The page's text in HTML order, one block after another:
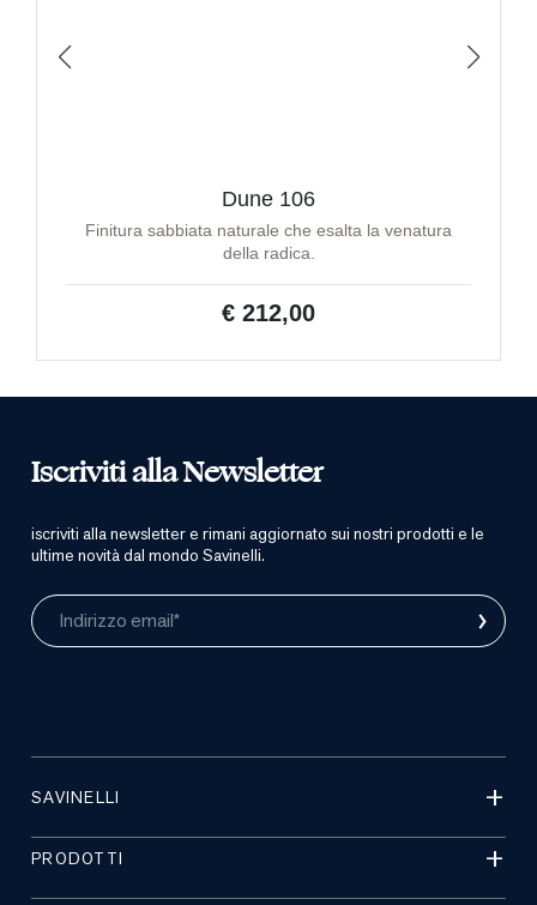
Dune 106
Finitura sabbiata naturale che esalta la venatura
della radica.
€ 212,00
Iscriviti alla Newsletter
iscriviti alla newsletter e rimani aggiornato sui nostri prodotti e le
ultime novità dal mondo Savinelli.
Indirizzo email* ›
SAVINELLI
PRODOTTI